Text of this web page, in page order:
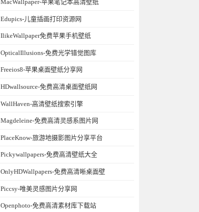
MacWallpaper-苹果笔记本高清壁纸
Edupics-儿童插画打印资源网
IlikeWallpaper免费苹果手机壁纸
OpticalIllusions-免费光学错觉图库
Freeios8-苹果桌面壁纸分享网
HDwallsource-免费高清桌面壁纸网
WallHaven-高清壁纸搜索引擎
Magdeleine-免费高清灵感系图片网
PlaceKnow-旅游地摄影图片分享平台
Pickywallpapers-免费高清壁纸大全
OnlyHDWallpapers-免费高清晰桌面壁
Piccsy-唯美灵感图片分享网
Openphoto-免费高清素材库下载站